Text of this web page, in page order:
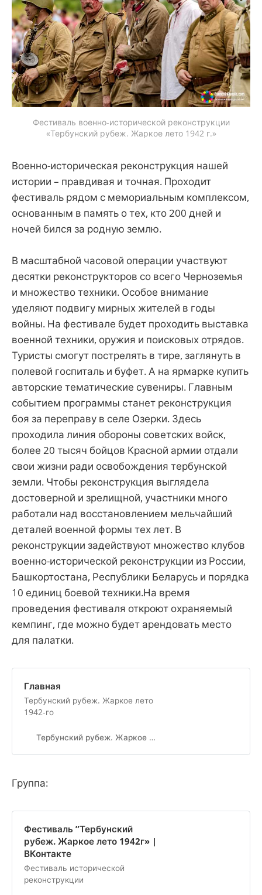
Фестиваль военно-исторической реконструкции
«Тербунский рубеж. Жаркое лето 1942 г.»
Военно-историческая реконструкция нашей
истории – правдивая и точная. Проходит
фестиваль рядом с мемориальным комплексом,
основанным в память о тех, кто 200 дней и
ночей бился за родную землю.
В масштабной часовой операции участвуют
десятки реконструкторов со всего Черноземья
и множество техники. Особое внимание
уделяют подвигу мирных жителей в годы
войны. На фестивале будет проходить выставка
военной техники, оружия и поисковых отрядов.
Туристы смогут пострелять в тире, заглянуть в
полевой госпиталь и буфет. А на ярмарке купить
авторские тематические сувениры. Главным
событием программы станет реконструкция
боя за переправу в селе Озерки. Здесь
проходила линия обороны советских войск,
более 20 тысяч бойцов Красной армии отдали
свои жизни ради освобождения тербунской
земли. Чтобы реконструкция выглядела
достоверной и зрелищной, участники много
работали над восстановлением мельчайший
деталей военной формы тех лет. В
реконструкции задействуют множество клубов
военно-исторической реконструкции из России,
Башкортостана, Республики Беларусь и порядка
10 единиц боевой техники.На время
проведения фестиваля откроют охраняемый
кемпинг, где можно будет арендовать место
для палатки.
Главная
Тербунский рубеж. Жаркое лето
1942-го
Тербунский рубеж. Жаркое лето 1942-го
Группа:
Фестиваль ”Тербунский
рубеж. Жаркое лето 1942г» |
ВКонтакте
Фестиваль исторической
реконструкции